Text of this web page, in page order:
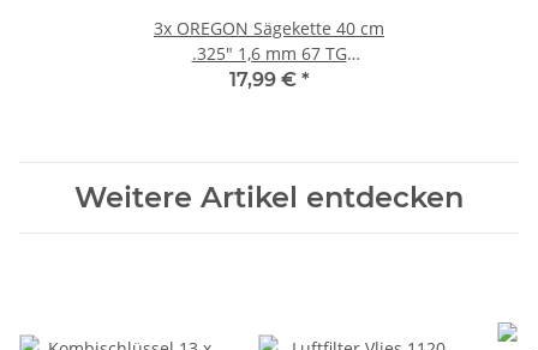
3x OREGON Sägekette 40 cm
.325" 1,6 mm 67 TG
22BPX067E
17,99 € *
Weitere Artikel entdecken